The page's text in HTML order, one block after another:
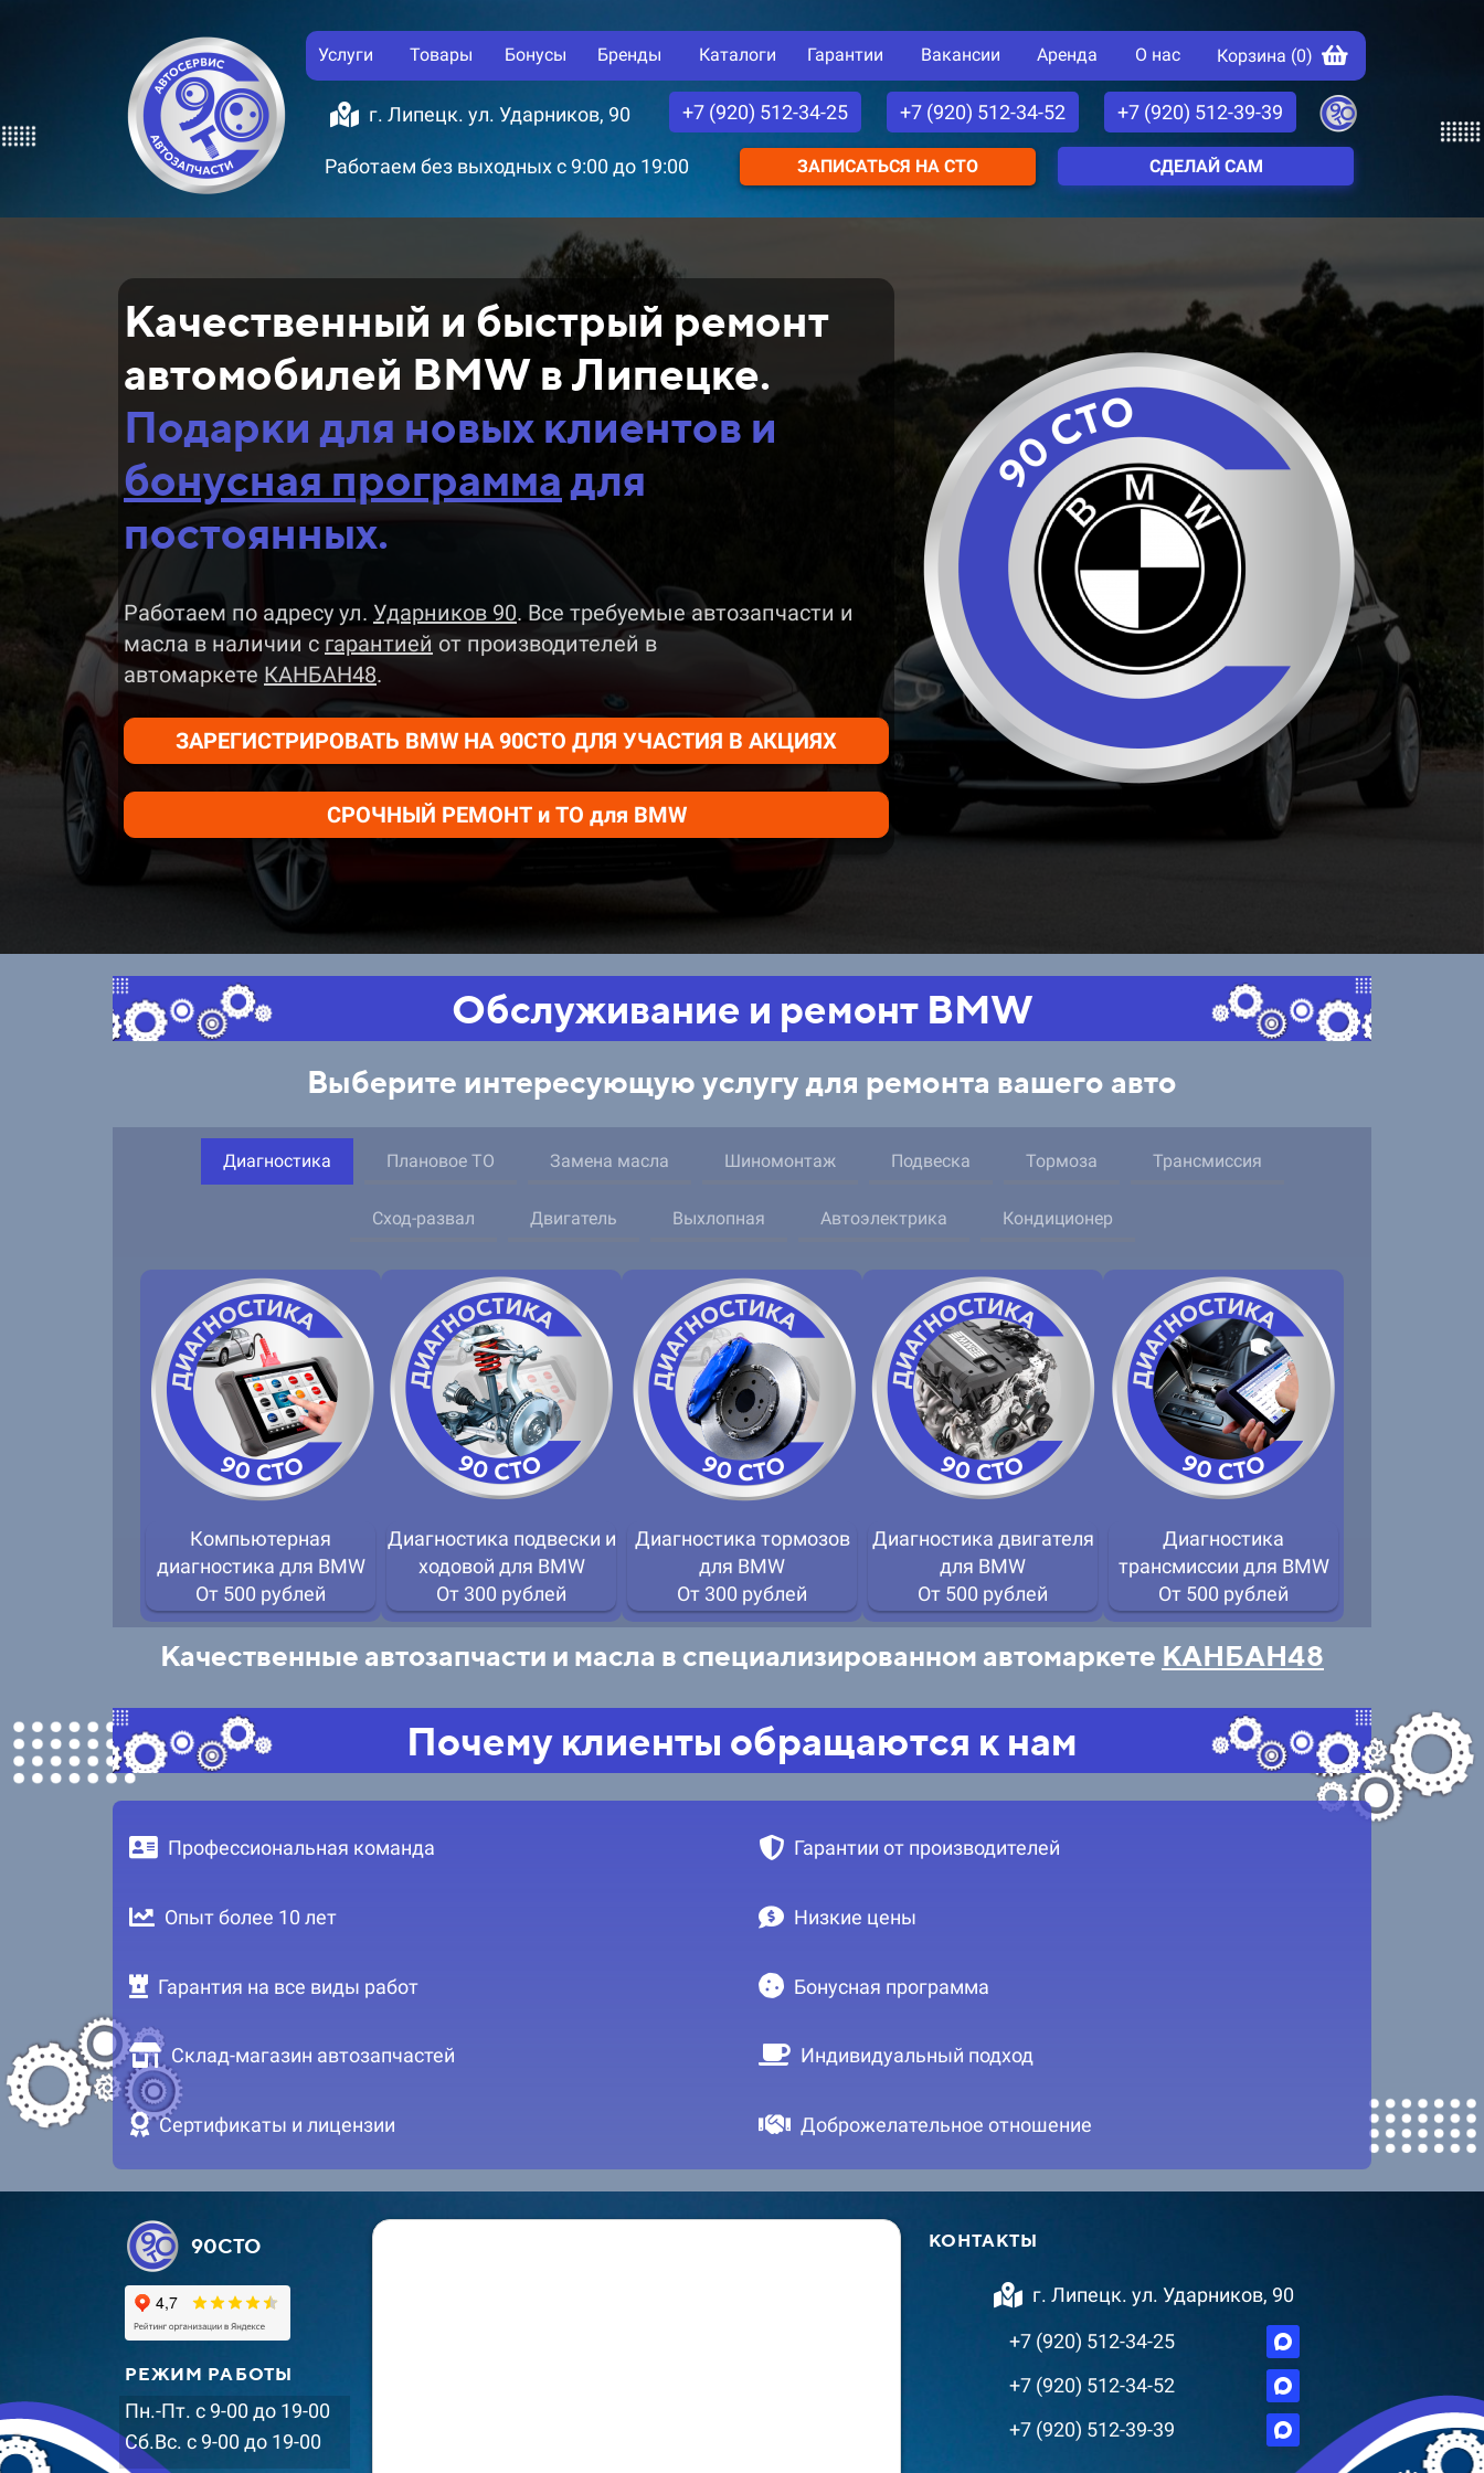
Услуги Товары Бонусы Бренды Каталоги Гарантии Вакансии Аренда О нас Корзина (0)
г. Липецк. ул. Ударников, 90 +7 (920) 512-34-25 +7 (920) 512-34-52 +7 (920) 512-39-39
Работаем без выходных с 9:00 до 19:00 ЗАПИСАТЬСЯ НА СТО СДЕЛАЙ САМ
Качественный и быстрый ремонт
автомобилей BMW в Липецке.
Подарки для новых клиентов и
бонусная программа для
постоянных.
Работаем по адресу ул. Ударников 90. Все требуемые автозапчасти и
масла в наличии с гарантией от производителей в
автомаркете КАНБАН48.
ЗАРЕГИСТРИРОВАТЬ BMW НА 90СТО ДЛЯ УЧАСТИЯ В АКЦИЯХ
СРОЧНЫЙ РЕМОНТ и ТО для BMW
Обслуживание и ремонт BMW
Выберите интересующую услугу для ремонта вашего авто
Диагностика Плановое ТО Замена масла Шиномонтаж Подвеска Тормоза Трансмиссия
Сход-развал Двигатель Выхлопная Автоэлектрика Кондиционер
Компьютерная
диагностика для BMW
От 500 рублей
Диагностика подвески и
ходовой для BMW
От 300 рублей
Диагностика тормозов
для BMW
От 300 рублей
Диагностика двигателя
для BMW
От 500 рублей
Диагностика
трансмиссии для BMW
От 500 рублей
Качественные автозапчасти и масла в специализированном автомаркете КАНБАН48
Почему клиенты обращаются к нам
Профессиональная команда
Опыт более 10 лет
Гарантия на все виды работ
Склад-магазин автозапчастей
Сертификаты и лицензии
Гарантии от производителей
Низкие цены
Бонусная программа
Индивидуальный подход
Доброжелательное отношение
90СТО
РЕЖИМ РАБОТЫ
Пн.-Пт. с 9-00 до 19-00
Сб.Вс. с 9-00 до 19-00
КОНТАКТЫ
г. Липецк. ул. Ударников, 90
+7 (920) 512-34-25
+7 (920) 512-34-52
+7 (920) 512-39-39